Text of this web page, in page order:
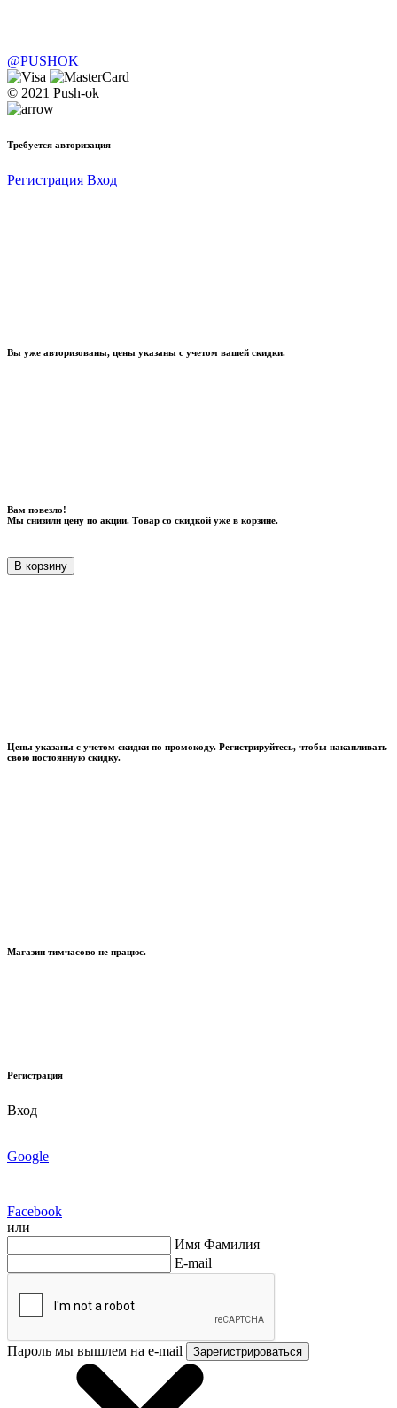
@PUSHOK
© 2021 Push-ok
Требуется авторизация
Регистрация Вход
Вы уже авторизованы, цены указаны с учетом вашей скидки.
Вам повезло!
Мы снизили цену по акции. Товар со скидкой уже в корзине.
В корзину
Цены указаны с учетом скидки по промокоду. Регистрируйтесь, чтобы накапливать
свою постоянную скидку.
Магазин тимчасово не працює.
Регистрация
Вход
Google
Facebook
или
Имя Фамилия
E-mail
Пароль мы вышлем на e-mail Зарегистрироваться